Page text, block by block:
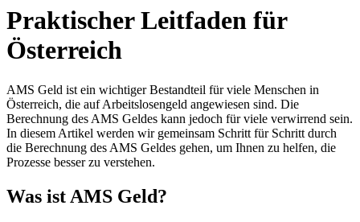
Praktischer Leitfaden für
Österreich
AMS Geld ist ein wichtiger Bestandteil für viele Menschen in
Österreich, die auf Arbeitslosengeld angewiesen sind. Die
Berechnung des AMS Geldes kann jedoch für viele verwirrend sein.
In diesem Artikel werden wir gemeinsam Schritt für Schritt durch
die Berechnung des AMS Geldes gehen, um Ihnen zu helfen, die
Prozesse besser zu verstehen.
Was ist AMS Geld?